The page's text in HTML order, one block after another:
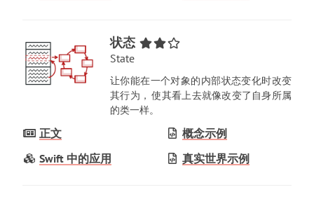
状态
State
让你能在一个对象的内部状态变化时改变
其行为
使其看上去就像改变了自身所属
的类一样。
正文
Swift 中的应用
概念示例
真实世界示例